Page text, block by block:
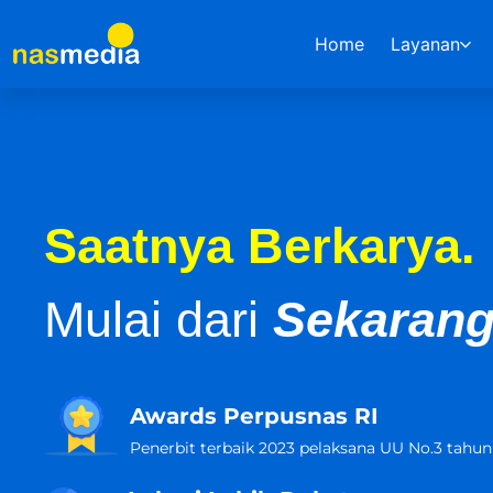
Home Layanan
Saatnya Berkarya.
Mulai dari
Awards Perpusnas RI
Penerbit terbaik 2023 pelaksana UU No.3 tahun